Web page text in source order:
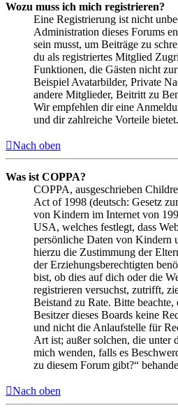
Wozu muss ich mich registrieren?
Eine Registrierung ist nicht
Administration dieses Forums
sein musst, um Beiträge zu
du als registriertes Mitglied
Funktionen, die Gästen nicht
Beispiel Avatarbilder, Private
andere Mitglieder, Beitritt zu
Wir empfehlen dir eine
und dir zahlreiche Vorteile bietet.
Nach oben
Was ist COPPA?
COPPA, ausgeschrieben
Act of 1998 (deutsch: Gesetz
von Kindern im Internet von
USA, welches festlegt, dass
persönliche Daten von Kindern
hierzu die Zustimmung der
der Erziehungsberechtigten
bist, ob dies auf dich oder die
registrieren versuchst, zutrifft,
Beistand zu Rate. Bitte
Besitzer dieses Boards keine
und nicht die Anlaufstelle für
Art ist; außer solchen, die unter
mich wenden, falls es
zu diesem Forum gibt?“
Nach oben